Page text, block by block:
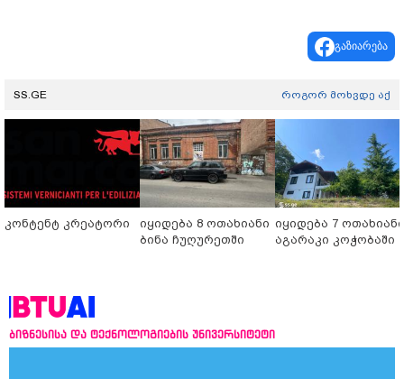
გაზიარება
SS.GE როგორ მოხვდე აქ
კონტენტ კრეატორი
იყიდება 8 ოთახიანი
ბინა ჩუღურეთში
იყიდება 7 ოთახიანი
აგარაკი კოჭობაში
ბიზნესისა და ტექნოლოგიების უნივერსიტეტი